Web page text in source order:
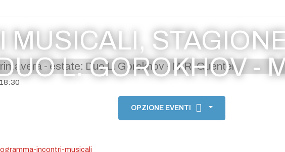
MUSICALI,
L. GOROKHOV -
OPZIONE EVENTI
incontri-musicali